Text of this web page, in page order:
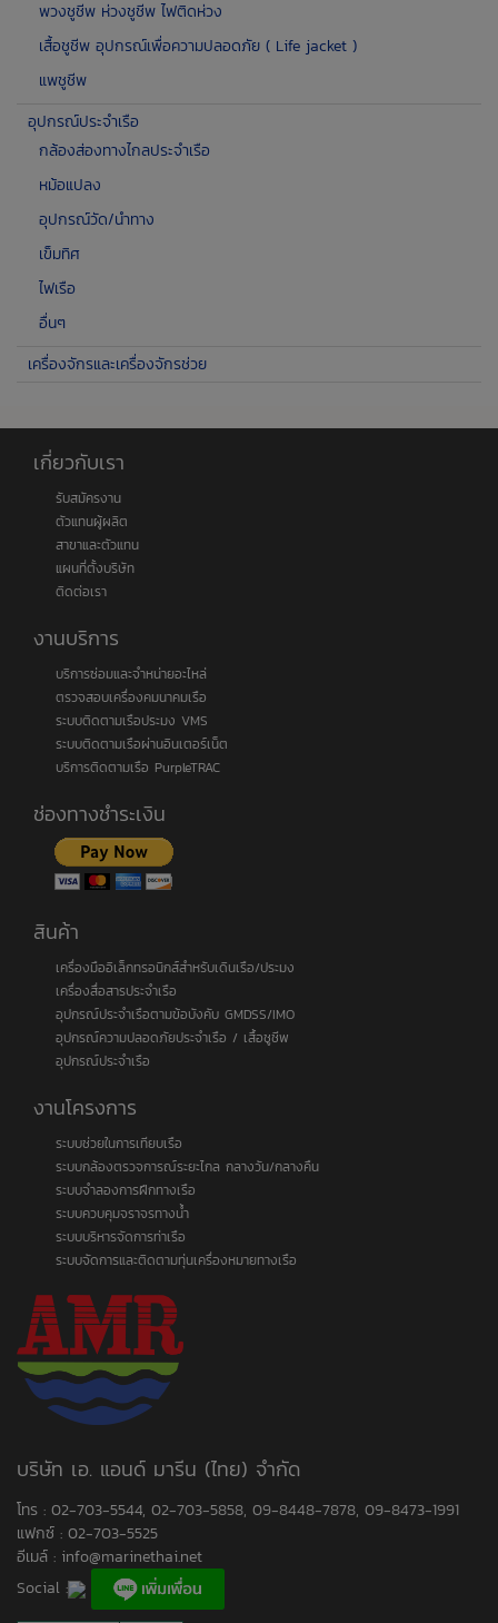
พวงชูชีพ ห่วงชูชีพ ไฟติดห่วง
เสื้อชูชีพ อุปกรณ์เพื่อความปลอดภัย ( Life jacket )
แพชูชีพ
อุปกรณ์ประจำเรือ
กล้องส่องทางไกลประจำเรือ
หม้อแปลง
อุปกรณ์วัด/นำทาง
เข็มทิศ
ไฟเรือ
อื่นๆ
เครื่องจักรและเครื่องจักรช่วย
เกี่ยวกับเรา
รับสมัครงาน
ตัวแทนผู้ผลิต
สาขาและตัวแทน
แผนที่ตั้งบริษัท
ติดต่อเรา
งานบริการ
บริการซ่อมและจำหน่ายอะไหล่
ตรวจสอบเครื่องคมนาคมเรือ
ระบบติดตามเรือประมง VMS
ระบบติดตามเรือผ่านอินเตอร์เน็ต
บริการติดตามเรือ PurpleTRAC
ช่องทางชำระเงิน
สินค้า
เครื่องมืออิเล็กทรอนิกส์สำหรับเดินเรือ/ประมง
เครื่องสื่อสารประจำเรือ
อุปกรณ์ประจำเรือตามข้อบังคับ GMDSS/IMO
อุปกรณ์ความปลอดภัยประจำเรือ / เสื้อชูชีพ
อุปกรณ์ประจำเรือ
งานโครงการ
ระบบช่วยในการเทียบเรือ
ระบบกล้องตรวจการณ์ระยะไกล กลางวัน/กลางคืน
ระบบจำลองการฝึกทางเรือ
ระบบควบคุมจราจรทางน้ำ
ระบบบริหารจัดการท่าเรือ
ระบบจัดการและติดตามทุ่นเครื่องหมายทางเรือ
บริษัท เอ. แอนด์ มารีน (ไทย) จำกัด
โทร : 02-703-5544, 02-703-5858, 09-8448-7878, 09-8473-1991
แฟกซ์ : 02-703-5525
อีเมล์ : info@marinethai.net
Social :